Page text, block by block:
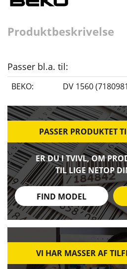
Produktbeskrivelse
Passer bl.a. til:
BEKO: DV 1560
PASSER PRODUKTET
ER DU I TVIVL, OM
TIL LIGE NETOP
FIND MODEL
VI HAR MASSER AF